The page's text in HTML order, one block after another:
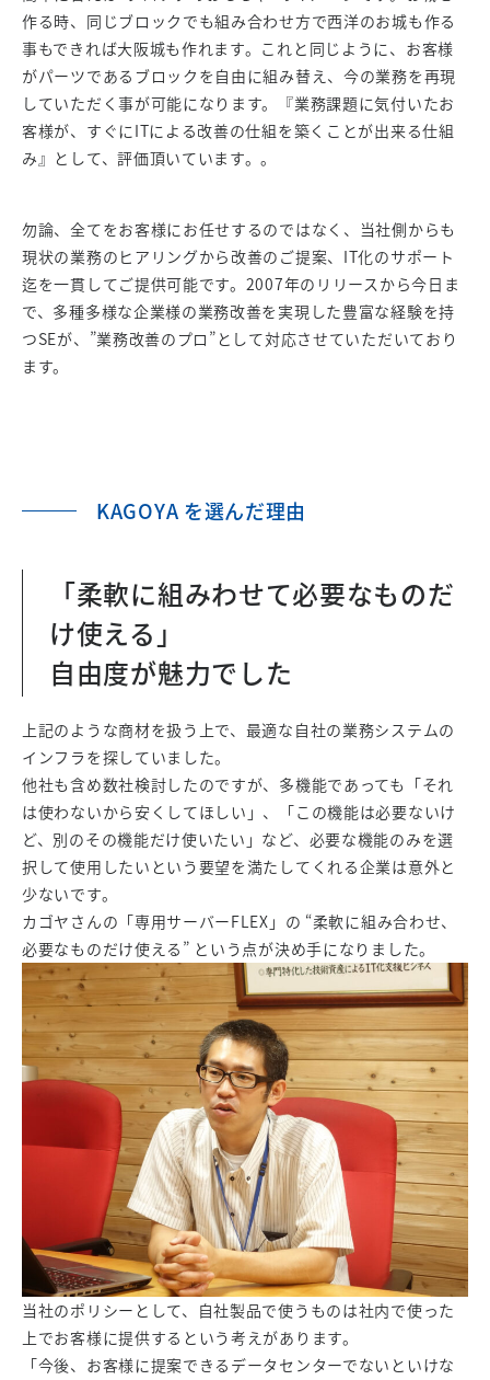
作る時、同じブロックでも組み合わせ方で西洋のお城も作る
事もできれば大阪城も作れます。これと同じように、お客様
がパーツであるブロックを自由に組み替え、今の業務を再現
していただく事が可能になります。『業務課題に気付いたお
客様が、すぐにITによる改善の仕組を築くことが出来る仕組
み』として、評価頂いています。。
勿論、全てをお客様にお任せするのではなく、当社側からも
現状の業務のヒアリングから改善のご提案、IT化のサポート
迄を一貫してご提供可能です。2007年のリリースから今日ま
で、多種多様な企業様の業務改善を実現した豊富な経験を持
つSEが、”業務改善のプロ”として対応させていただいており
ます。
KAGOYA を選んだ理由
「柔軟に組みわせて必要なものだ
け使える」
自由度が魅力でした
上記のような商材を扱う上で、最適な自社の業務システムの
インフラを探していました。
他社も含め数社検討したのですが、多機能であっても「それ
は使わないから安くしてほしい」、「この機能は必要ないけ
ど、別のその機能だけ使いたい」など、必要な機能のみを選
択して使用したいという要望を満たしてくれる企業は意外と
少ないです。
カゴヤさんの「専用サーバーFLEX」の “柔軟に組み合わせ、
必要なものだけ使える” という点が決め手になりました。
当社のポリシーとして、自社製品で使うものは社内で使った
上でお客様に提供するという考えがあります。
「今後、お客様に提案できるデータセンターでないといけな